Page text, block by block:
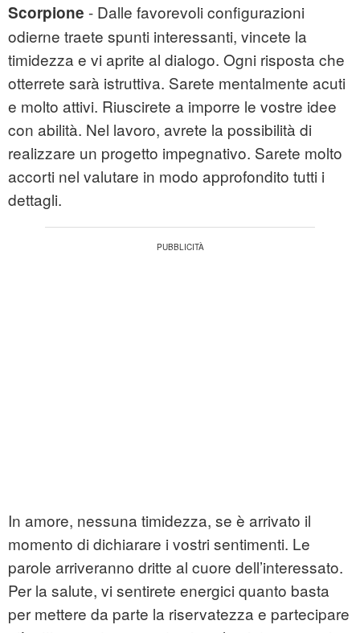
Scorpione - Dalle favorevoli configurazioni
odierne traete spunti interessanti, vincete la
timidezza e vi aprite al dialogo. Ogni risposta che
otterrete sarà istruttiva. Sarete mentalmente acuti
e molto attivi. Riuscirete a imporre le vostre idee
con abilità. Nel lavoro, avrete la possibilità di
realizzare un progetto impegnativo. Sarete molto
accorti nel valutare in modo approfondito tutti i
dettagli.
In amore, nessuna timidezza, se è arrivato il
momento di dichiarare i vostri sentimenti. Le
parole arriveranno dritte al cuore dell’interessato.
Per la salute, vi sentirete energici quanto basta
per mettere da parte la riservatezza e partecipare